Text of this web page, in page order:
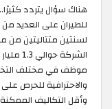
للطيران على العديد
لسنتين متتاليتين
موظف في مختلف
والاحترافية للحرص
وأقل التكاليف